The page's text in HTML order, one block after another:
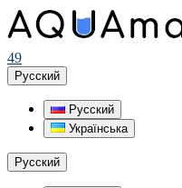
49
Русский
Русский
Українська
Русский